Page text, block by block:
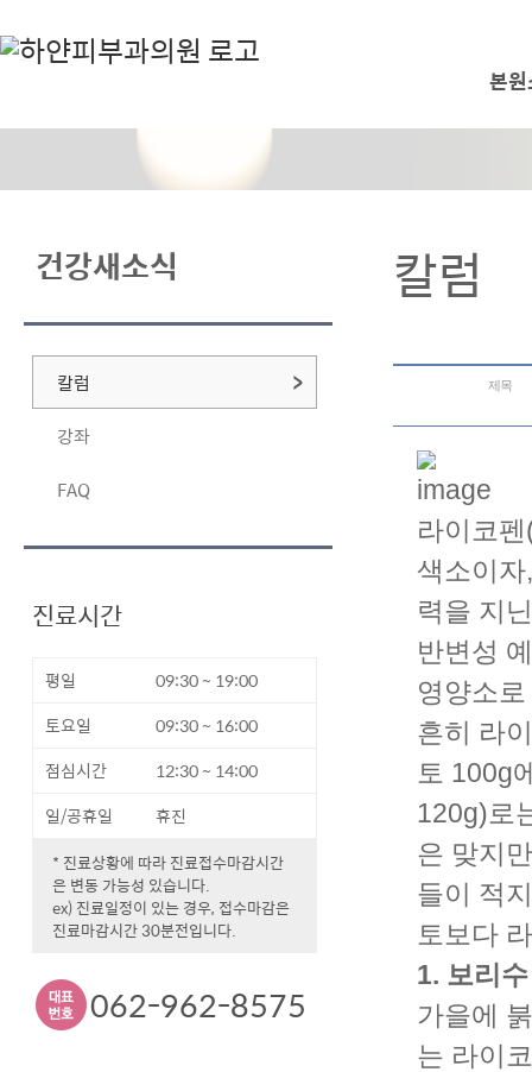
본
건강새소식
칼럼
강좌
FAQ
진료시간
평일
09:30 ~ 19:00
토요일
09:30 ~ 16:00
점심시간
12:30 ~ 14:00
일/공휴일
휴진
* 진료상황에 따라 진료접수마감시간
은 변동 가능성 있습니다.
ex) 진료일정이 있는 경우, 접수마감은
진료마감시간 30분전입니다.
062-962-8575
칼럼
제목
라이코
색소이
력을 지
반변성
영양소
흔히 라
토 100g
120g)로
은 맞지
들이 적
토보다
1. 보리
가을에
는 라이